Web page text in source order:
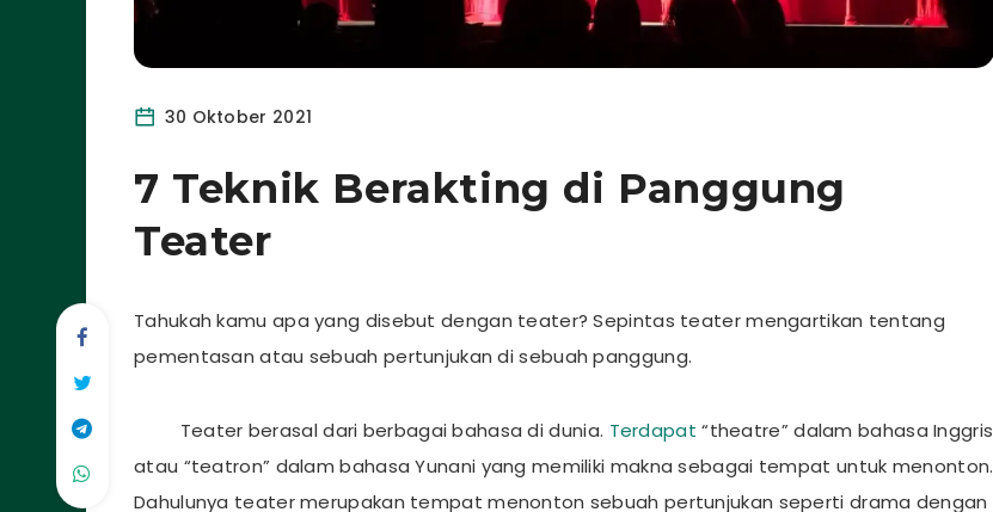
30 Oktober 2021
7 Teknik Berakting di Panggung
Teater
Tahukah kamu apa yang disebut dengan teater? Sepintas teater mengartikan tentang
pementasan atau sebuah pertunjukan di sebuah panggung.
Teater berasal dari berbagai bahasa di dunia. Terdapat “theatre” dalam bahasa Inggris
atau “teatron” dalam bahasa Yunani yang memiliki makna sebagai tempat untuk menonton.
Dahulunya teater merupakan tempat menonton sebuah pertunjukan seperti drama dengan